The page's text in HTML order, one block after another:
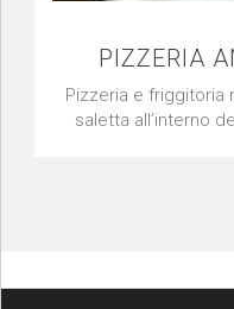
PIZZERIA
Pizzeria e friggitoria
saletta all’interno